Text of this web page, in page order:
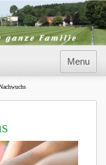
Menu